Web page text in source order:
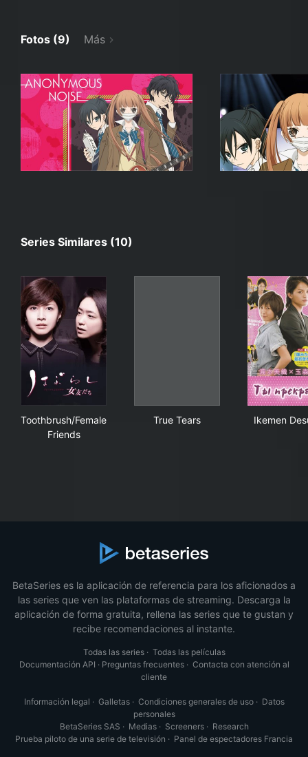
Fotos (9) Más
Series Similares (10)
Toothbrush/Female
Friends
True Tears Ikemen
BetaSeries es la aplicación de referencia para los aficionados a
las series que ven las plataformas de streaming. Descarga la
aplicación de forma gratuita, rellena las series que te gustan y
recibe recomendaciones al instante.
Todas las series· Todas las películas
Documentación API · Preguntas frecuentes· Contacta con atención al
cliente
Información legal · Galletas· Condiciones generales de uso· Datos
personales
BetaSeries SAS · Medias· Screeners· Research
Prueba piloto de una serie de televisión · Panel de espectadores Francia